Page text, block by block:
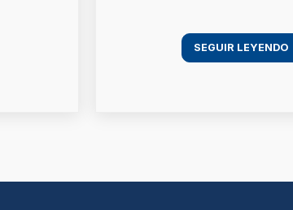
SEGUIR LEYENDO